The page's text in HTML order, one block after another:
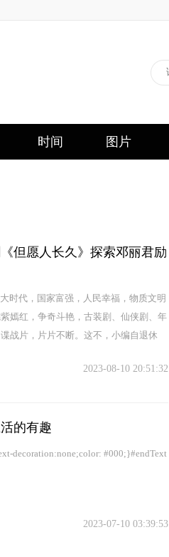
时间 图片
但愿人长久》探索邓丽君励
时代，国家富强，人民幸福，物质文明
嫣红，争奇斗艳，古装剧、仙侠剧、年
战片，片片不断。这不，小编自退休
2023-08-10 20:51:32
的有趣
decoration:none;color: #000;}#endText
2023-07-10 03:39:53